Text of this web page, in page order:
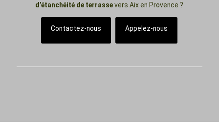
d’étanchéité de terrassevers Aix en Provence ?
Contactez-nous Appelez-nous